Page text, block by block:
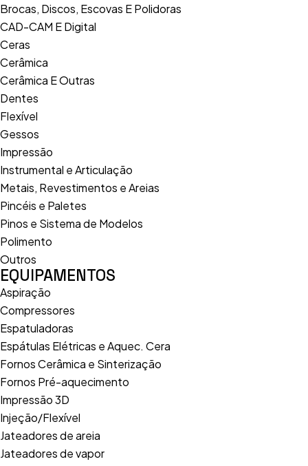
Brocas, Discos, Escovas E Polidoras
CAD-CAM E Digital
Ceras
Cerâmica
Cerâmica E Outras
Dentes
Flexível
Gessos
Impressão
Instrumental e Articulação
Metais, Revestimentos e Areias
Pincéis e Paletes
Pinos e Sistema de Modelos
Polimento
Outros
EQUIPAMENTOS
Aspiração
Compressores
Espatuladoras
Espátulas Elétricas e Aquec. Cera
Fornos Cerâmica e Sinterização
Fornos Pré-aquecimento
Impressão 3D
Injeção/Flexível
Jateadores de areia
Jateadores de vapor